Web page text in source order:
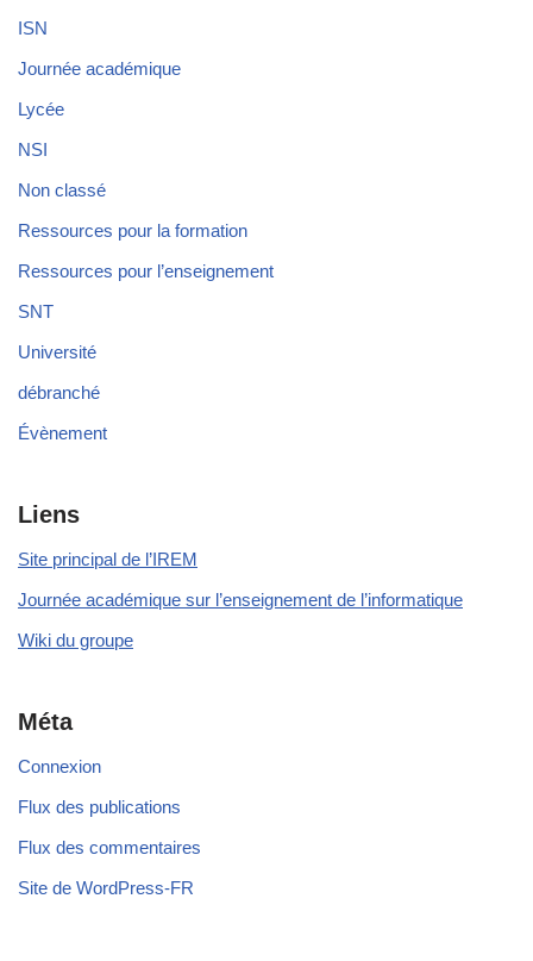
ISN
Journée académique
Lycée
NSI
Non classé
Ressources pour la formation
Ressources pour l’enseignement
SNT
Université
débranché
Évènement
Liens
Site principal de l’IREM
Journée académique sur l’enseignement de l’informatique
Wiki du groupe
Méta
Connexion
Flux des publications
Flux des commentaires
Site de WordPress-FR